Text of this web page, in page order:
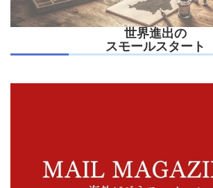
世界進出の
スモールスタート